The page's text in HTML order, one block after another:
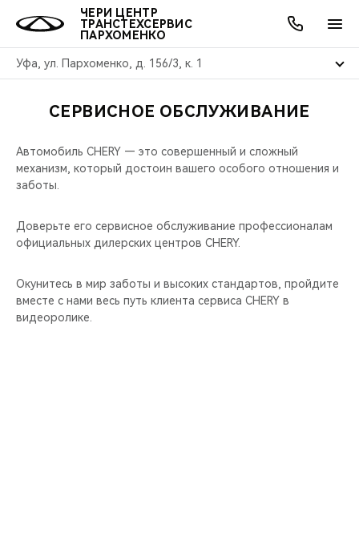
ЧЕРИ ЦЕНТР
ТРАНСТЕХСЕРВИС
ПАРХОМЕНКО
Уфа, ул. Пархоменко, д. 156/3, к. 1
МОДЕЛИ
НОВИНКИ
ПОКУПАТЕЛЯМ
ВЫБОР И ПОКУПКА
ВЛАДЕЛЬЦАМ
СЕРВИС
ПОДДЕРЖКА
CHERY CONNECT
МИР CHERY
АКСЕССУАРЫ
CHERY В СОЦСЕТЯХ
ЛЮДИ CHERY
БЛАГОТВОРИТЕЛЬНОСТЬ
АКЦИИ
ВЫГОДЫ И АКЦИИ
ОНЛАЙН СЕРВИСЫ
ВЫБОР И ПОКУПКА
О КОМПАНИИ
О НАС
СЕРВИСНОЕ ОБСЛУЖИВАНИЕ
Автомобиль CHERY — это совершенный и сложный
механизм, который достоин вашего особого отношения и
заботы.
Доверьте его сервисное обслуживание профессионалам
официальных дилерских центров CHERY.
Окунитесь в мир заботы и высоких стандартов, пройдите
вместе с нами весь путь клиента сервиса CHERY в
видеоролике.